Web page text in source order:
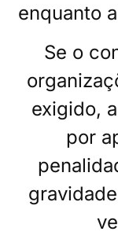
enquanto
Se o
exigido,
por